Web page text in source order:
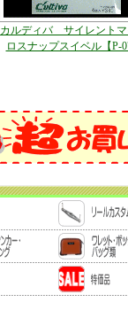
カルディバ サイレントマ
ロスナップスイベル【P-